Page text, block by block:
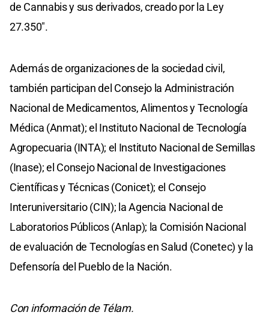
de Cannabis y sus derivados, creado por la Ley
27.350".
Además de organizaciones de la sociedad civil,
también participan del Consejo la Administración
Nacional de Medicamentos, Alimentos y Tecnología
Médica (Anmat); el Instituto Nacional de Tecnología
Agropecuaria (INTA); el Instituto Nacional de Semillas
(Inase); el Consejo Nacional de Investigaciones
Científicas y Técnicas (Conicet); el Consejo
Interuniversitario (CIN); la Agencia Nacional de
Laboratorios Públicos (Anlap); la Comisión Nacional
de evaluación de Tecnologías en Salud (Conetec) y la
Defensoría del Pueblo de la Nación.
Con información de Télam.